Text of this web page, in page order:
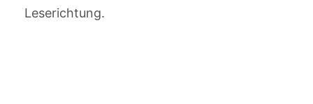
Leserichtung.